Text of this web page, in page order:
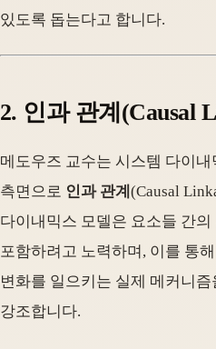
있도록 돕는다고 합니다.
2. 인과 관계(Causal
메도우즈 교수는 시스템 다이
측면으로 인과 관계 (Causal
다이내믹스 모델은 요소들 간의
포함하려고 노력하며, 이를 통
변화를 일으키는 실제 메커니
강조합니다.